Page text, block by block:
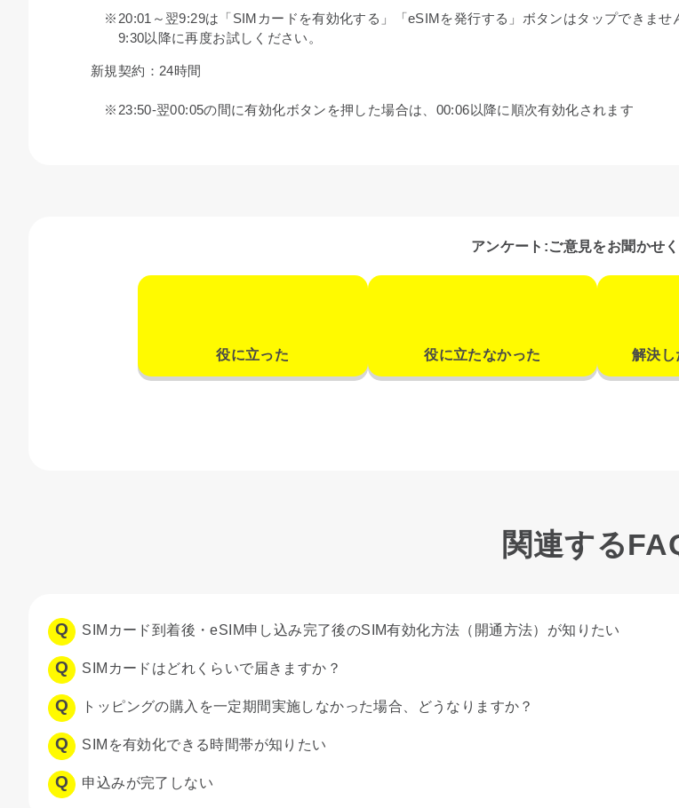
※20:01～翌9:29は「SIMカードを有効化する」「eSIMを発行する」ボタンはタップできませ
9:30以降に再度お試しください。
新規契約：24時間
※23:50-翌00:05の間に有効化ボタンを押した場合は、00:06以降に順次有効化されます
アンケート:ご意見をお聞かせ
役に立った 役に立たなかった 解決し
関連する
SIMカード到着後・eSIM申し込み完了後のSIM有効化方法（開通方法）が知りたい
SIMカードはどれくらいで届きますか？
トッピングの購入を一定期間実施しなかった場合、どうなりますか？
SIMを有効化できる時間帯が知りたい
申込みが完了しない